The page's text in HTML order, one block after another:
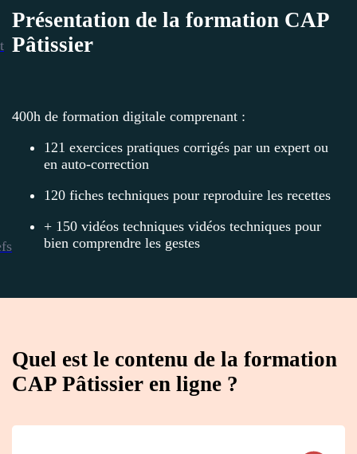
Présentation de la formation CAP
Pâtissier
400h de formation digitale comprenant :
121 exercices pratiques corrigés par un expert ou
en auto-correction
120 fiches techniques pour reproduire les recettes
+ 150 vidéos techniques vidéos techniques pour
bien comprendre les gestes
Quel est le contenu de la formation
CAP Pâtissier en ligne ?